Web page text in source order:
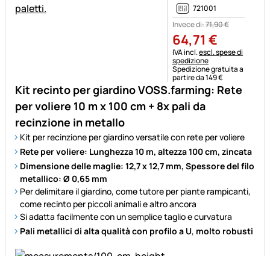
Kit recinto per giardino VOSS.farming: Rete
per voliere 10 m x 100 cm + 8x pali da
recinzione in metallo
Kit per recinzione per giardino versatile con rete per voliere
Rete per voliere: Lunghezza 10 m, altezza 100 cm, zincata
Dimensione delle maglie: 12,7 x 12,7 mm, Spessore del filo
metallico: Ø 0,65 mm
Per delimitare il giardino, come tutore per piante rampicanti,
come recinto per piccoli animali e altro ancora
Si adatta facilmente con un semplice taglio e curvatura
Pali metallici di alta qualità con profilo a U, molto robusti
721001
Invece di:71,90€
64,71 €
Informazioni fiscali:
IVA incl.escl. spese di
spedizione
Spedizione gratuita a
partire da 149 €